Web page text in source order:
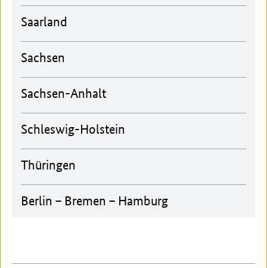
Saarland
Sachsen
Sachsen-Anhalt
Schleswig-Holstein
Thüringen
Berlin – Bremen – Hamburg